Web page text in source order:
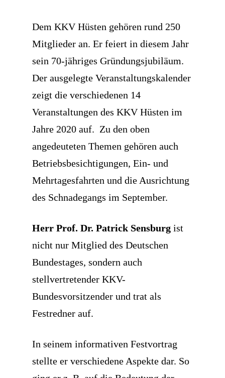
Dem KKV Hüsten gehören rund 250
Mitglieder an. Er feiert in diesem Jahr
sein 70-jähriges Gründungsjubiläum.
Der ausgelegte Veranstaltungskalender
zeigt die verschiedenen 14
Veranstaltungen des KKV Hüsten im
Jahre 2020 auf. Zu den oben
angedeuteten Themen gehören auch
Betriebsbesichtigungen, Ein- und
Mehrtagesfahrten und die Ausrichtung
des Schnadegangs im September.
Herr Prof. Dr. Patrick Sensburg ist
nicht nur Mitglied des Deutschen
Bundestages, sondern auch
stellvertretender KKV-
Bundesvorsitzender und trat als
Festredner auf.
In seinem informativen Festvortrag
stellte er verschiedene Aspekte dar. So